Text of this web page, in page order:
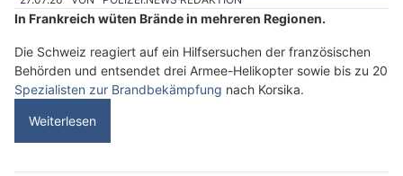
In Frankreich wüten Brände in mehreren Regionen.
Die Schweiz reagiert auf ein Hilfsersuchen der französischen
Behörden und entsendet drei Armee-Helikopter sowie bis zu 20
Spezialisten zur Brandbekämpfung nach Korsika.
Weiterlesen